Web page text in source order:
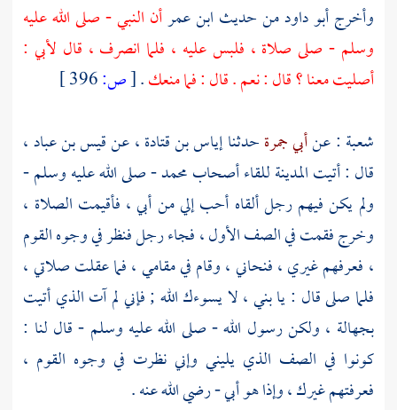
وأخرجأبو داودمن حديث ابن عمرأن النبي - صلى الله عليه
وسلم - صلى صلاة ، فلبس عليه ، فلما انصرف ، قال لأبي :
أصليت معنا ؟ قال : نعم . قال : فما منعك.
[ص:
شعبة : عنأبي جمرةحدثناإياس بن قتادة، عنقيس بن عباد،
قال : أتيتالمدينةللقاء أصحابمحمد- صلى الله عليه وسلم -
ولم يكن فيهم رجل ألقاه أحب إلي منأبي، فأقيمت الصلاة ،
وخرج فقمت في الصف الأول ، فجاء رجل فنظر في وجوه القوم
، فعرفهم غيري ، فنحاني ، وقام في مقامي ، فما عقلت صلاتي ،
فلما صلى قال : يا بني ، لا يسوءك الله ; فإني لم آت الذي أتيت
بجهالة ، ولكن رسول الله - صلى الله عليه وسلم - قال لنا :
كونوا في الصف الذي يليني وإني نظرت في وجوه القوم ،
فعرفتهم غيرك ، وإذا هوأبي- رضي الله عنه .